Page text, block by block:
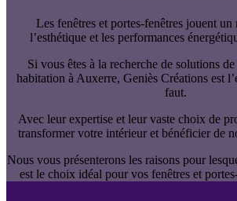
Les fenêtres et portes-fenêtres jouent
l’esthétique et les performances
Si vous êtes à la recherche de solutions
habitation à Auxerre, Geniès Créations est
faut.
Avec leur expertise et leur vaste choix de
transformer votre intérieur et bénéficier de
Nous vous présenterons les raisons pour
est le choix idéal pour vos fenêtres et